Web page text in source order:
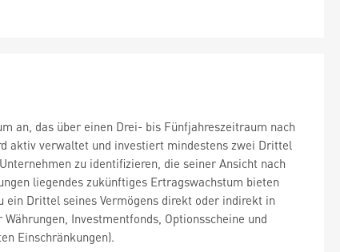
an, das über einen Drei- bis Fünfjahreszeitraum nach
aktiv verwaltet und investiert mindestens zwei Drittel
zu identifizieren, die seiner Ansicht nach
liegendes zukünftiges Ertragswachstum bieten
ein Drittel seines Vermögens direkt oder indirekt in
Investmentfonds, Optionsscheine und
Einschränkungen).